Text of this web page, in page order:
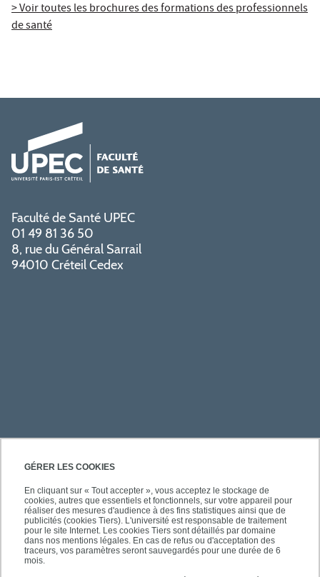
GÉRER LES COOKIES
En cliquant sur « Tout accepter », vous acceptez le stockage de
cookies, autres que essentiels et fonctionnels, sur votre appareil pour
réaliser des mesures d'audience à des fins statistiques ainsi que de
publicités (cookies Tiers). L'université est responsable de traitement
pour le site Internet. Les cookies Tiers sont détaillés par domaine
dans nos mentions légales. En cas de refus ou d'acceptation des
traceurs, vos paramètres seront sauvegardés pour une durée de 6
mois.
> Voir toutes les brochures des formations des professionnels
de santé
Faculté de Santé UPEC
01 49 81 36 50
8, rue du Général Sarrail
94010 Créteil Cedex
PRATIQUE
ACCÈS RAPIDES